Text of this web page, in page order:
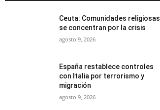
Ceuta: Comunidades religiosas
se concentran por la crisis
agosto 9, 2026
España restablece controles
con Italia por terrorismo y
migración
agosto 9, 2026